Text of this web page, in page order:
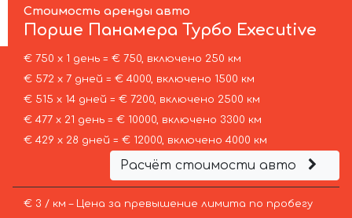
Стоимость аренды авто
Порше Панамера Турбо Executive
€ 750 х 1 день = € 750, включено 250 км
€ 572 х 7 дней = € 4000, включено 1500 км
€ 515 х 14 дней = € 7200, включено 2500 км
€ 477 х 21 день = € 10000, включено 3300 км
€ 429 х 28 дней = € 12000, включено 4000 км
Расчёт стоимости авто
€ 3 / км – Цена за превышение лимита по пробегу